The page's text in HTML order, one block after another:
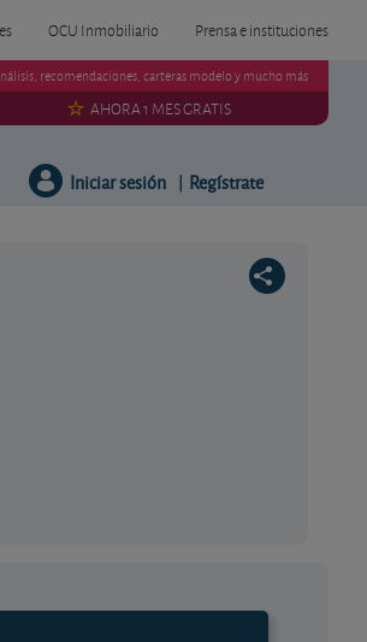
OCU Inmobiliario Prensa e instituciones
recomendaciones, carteras modelo y mucho más
AHORA 1 MES GRATIS
Iniciar sesión | Regístrate